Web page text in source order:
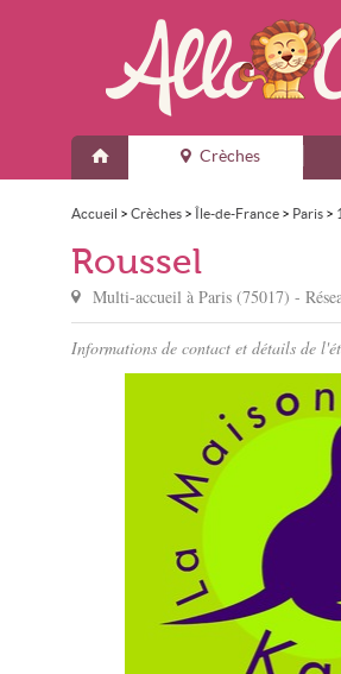
Crèches
Accueil > Crèches > Île-de-France > Paris >
Roussel
Multi-accueil à Paris (75017) -
Informations de contact et détails de